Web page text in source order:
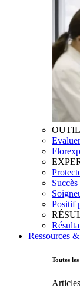
Positif
Ressources
Toutes